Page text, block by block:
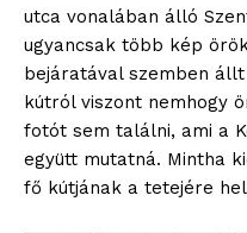
utca vonalában álló
ugyancsak több kép
bejáratával szemben
kútról viszont nemhogy
fotót sem találni, ami a
együtt mutatná. Mintha
fő kútjának a tetejére